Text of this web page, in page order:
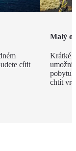
cítit
Malý
Krátké
umožní
pobytu.
chtít